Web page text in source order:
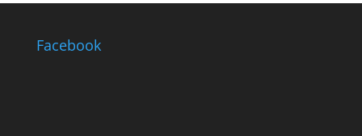
Facebook